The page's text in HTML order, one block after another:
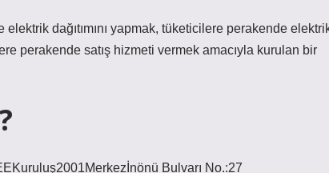
dağıtımını yapmak, tüketicilere perakende
perakende satış hizmeti vermek amacıyla kurulan bir
Bulvarı No.:27